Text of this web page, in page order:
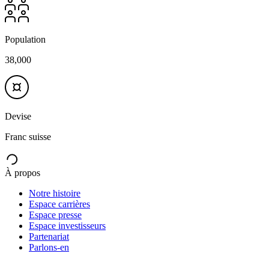
Population
38,000
Devise
Franc suisse
À propos
Notre histoire
Espace carrières
Espace presse
Espace investisseurs
Partenariat
Parlons-en